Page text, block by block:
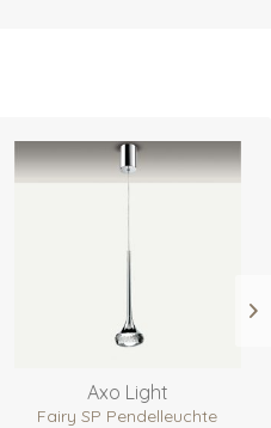
Axo Light
Fairy SP Pendelleuchte